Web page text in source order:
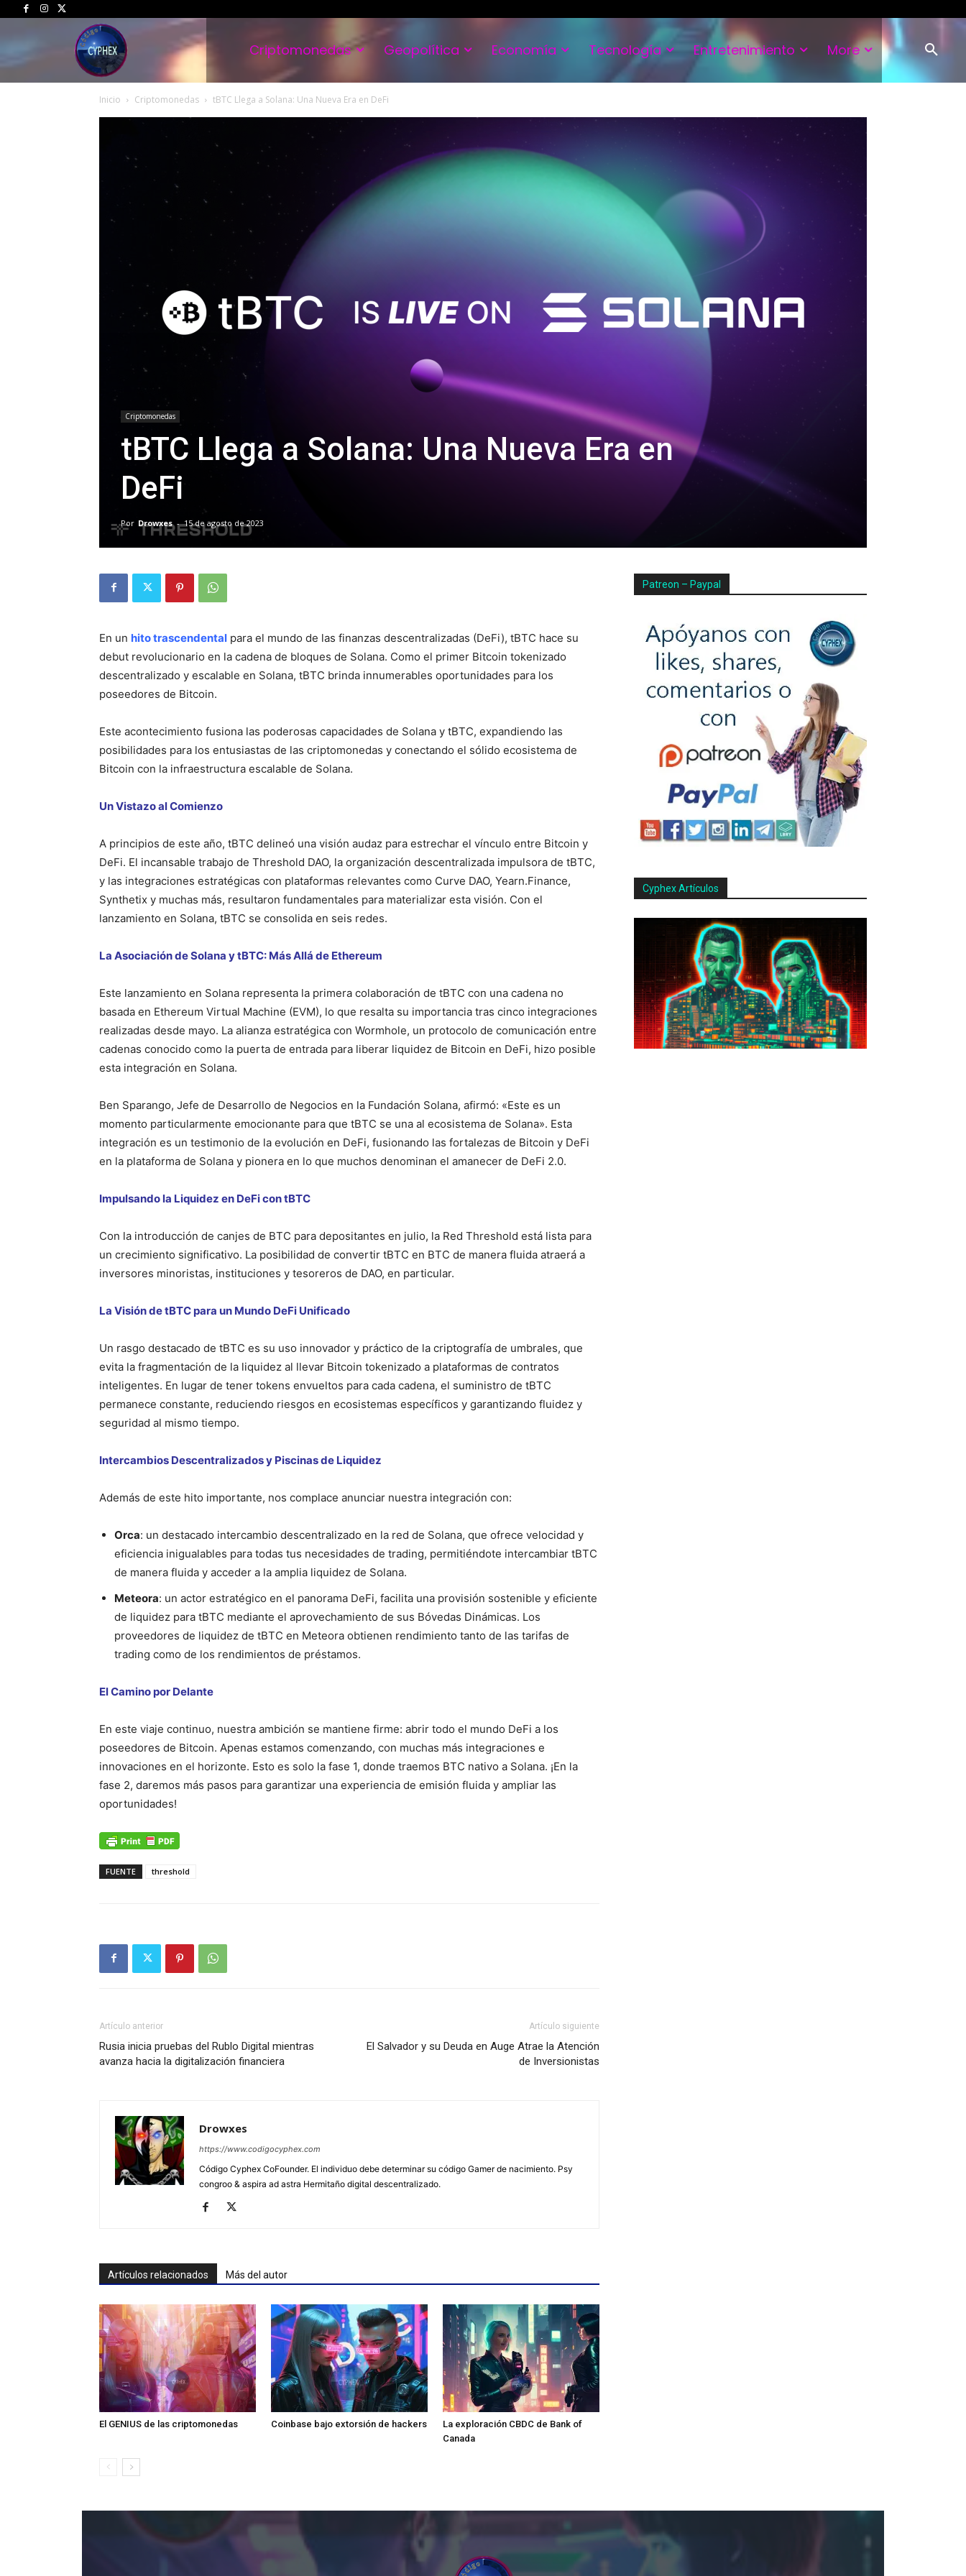
Criptomonedas Geopolítica Economía Tecnología Entretenimiento More
Inicio Criptomonedas tBTC Llega a Solana: Una Nueva Era en DeFi
Criptomonedas
tBTC Llega a Solana: Una Nueva Era en
DeFi
Por Drowxes - 15 de agosto de 2023
En un hito trascendental para el mundo de las finanzas descentralizadas (DeFi), tBTC hace su
debut revolucionario en la cadena de bloques de Solana. Como el primer Bitcoin tokenizado
descentralizado y escalable en Solana, tBTC brinda innumerables oportunidades para los
poseedores de Bitcoin.
Este acontecimiento fusiona las poderosas capacidades de Solana y tBTC, expandiendo las
posibilidades para los entusiastas de las criptomonedas y conectando el sólido ecosistema de
Bitcoin con la infraestructura escalable de Solana.
Un Vistazo al Comienzo
A principios de este año, tBTC delineó una visión audaz para estrechar el vínculo entre Bitcoin y
DeFi. El incansable trabajo de Threshold DAO, la organización descentralizada impulsora de tBTC,
y las integraciones estratégicas con plataformas relevantes como Curve DAO, Yearn.Finance,
Synthetix y muchas más, resultaron fundamentales para materializar esta visión. Con el
lanzamiento en Solana, tBTC se consolida en seis redes.
La Asociación de Solana y tBTC: Más Allá de Ethereum
Este lanzamiento en Solana representa la primera colaboración de tBTC con una cadena no
basada en Ethereum Virtual Machine (EVM), lo que resalta su importancia tras cinco integraciones
realizadas desde mayo. La alianza estratégica con Wormhole, un protocolo de comunicación entre
cadenas conocido como la puerta de entrada para liberar liquidez de Bitcoin en DeFi, hizo posible
esta integración en Solana.
Ben Sparango, Jefe de Desarrollo de Negocios en la Fundación Solana, afirmó: «Este es un
momento particularmente emocionante para que tBTC se una al ecosistema de Solana». Esta
integración es un testimonio de la evolución en DeFi, fusionando las fortalezas de Bitcoin y DeFi
en la plataforma de Solana y pionera en lo que muchos denominan el amanecer de DeFi 2.0.
Impulsando la Liquidez en DeFi con tBTC
Con la introducción de canjes de BTC para depositantes en julio, la Red Threshold está lista para
un crecimiento significativo. La posibilidad de convertir tBTC en BTC de manera fluida atraerá a
inversores minoristas, instituciones y tesoreros de DAO, en particular.
La Visión de tBTC para un Mundo DeFi Unificado
Un rasgo destacado de tBTC es su uso innovador y práctico de la criptografía de umbrales, que
evita la fragmentación de la liquidez al llevar Bitcoin tokenizado a plataformas de contratos
inteligentes. En lugar de tener tokens envueltos para cada cadena, el suministro de tBTC
permanece constante, reduciendo riesgos en ecosistemas específicos y garantizando fluidez y
seguridad al mismo tiempo.
Intercambios Descentralizados y Piscinas de Liquidez
Además de este hito importante, nos complace anunciar nuestra integración con:
Orca: un destacado intercambio descentralizado en la red de Solana, que ofrece velocidad y
eficiencia inigualables para todas tus necesidades de trading, permitiéndote intercambiar tBTC
de manera fluida y acceder a la amplia liquidez de Solana.
Meteora: un actor estratégico en el panorama DeFi, facilita una provisión sostenible y eficiente
de liquidez para tBTC mediante el aprovechamiento de sus Bóvedas Dinámicas. Los
proveedores de liquidez de tBTC en Meteora obtienen rendimiento tanto de las tarifas de
trading como de los rendimientos de préstamos.
El Camino por Delante
En este viaje continuo, nuestra ambición se mantiene firme: abrir todo el mundo DeFi a los
poseedores de Bitcoin. Apenas estamos comenzando, con muchas más integraciones e
innovaciones en el horizonte. Esto es solo la fase 1, donde traemos BTC nativo a Solana. ¡En la
fase 2, daremos más pasos para garantizar una experiencia de emisión fluida y ampliar las
oportunidades!
FUENTE threshold
Artículo anterior
Rusia inicia pruebas del Rublo Digital mientras
avanza hacia la digitalización financiera
Artículo siguiente
El Salvador y su Deuda en Auge Atrae la Atención
de Inversionistas
Drowxes
https://www.codigocyphex.com
Código Cyphex CoFounder. El individuo debe determinar su código Gamer de nacimiento. Psy
congroo & aspira ad astra Hermitaño digital descentralizado.
Artículos relacionados Más del autor
El GENIUS de las criptomonedas Coinbase bajo extorsión de hackers
La exploración CBDC de Bank of
Canada
Patreon – Paypal
Cyphex Artículos